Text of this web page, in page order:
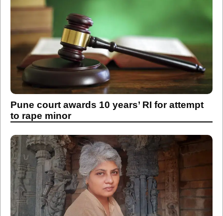
Pune court awards 10 years’ RI for attempt
to rape minor